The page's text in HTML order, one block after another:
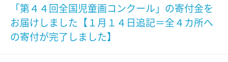
「第４４回全国児童画コンクール」の寄付金を
お届けしました【１月１４日追記＝全４カ所へ
の寄付が完了しました】